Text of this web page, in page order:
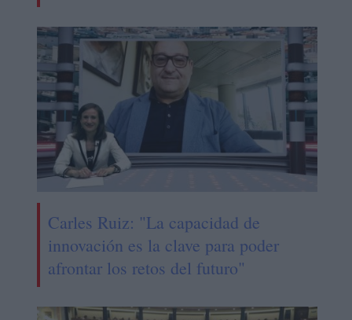
Carles Ruiz: "La capacidad de
innovación es la clave para poder
afrontar los retos del futuro"